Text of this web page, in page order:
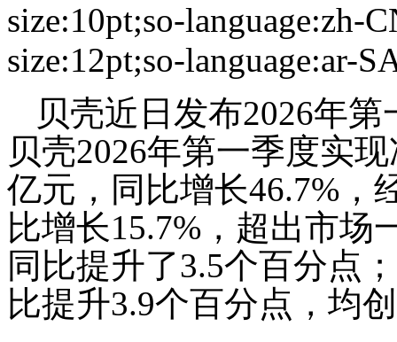
size:10pt;so-
size:12pt;so-
贝壳近日发布2026年
贝壳2026年第一季度实
亿元，同比增长46.7%，
比增长15.7%，超出市场
同比提升了3.5个百分点
比提升3.9个百分点，均